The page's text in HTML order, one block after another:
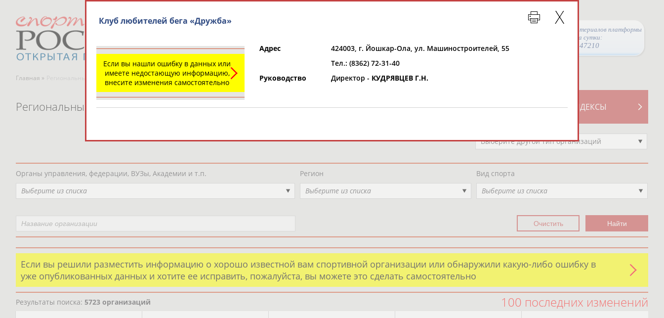
Просмотры материалов платформы
за сутки:
47210
Главная » Региональные спортивные организации
СВОДНЫЕ ИНДЕКСЫ
ТАБЛО АКТИВНОСТИ
РЕСУРСНАЯ ПЛОЩАДКА
Региональные спортивные организации
Выберите другой тип организаций
Органы управления, федерации, ВУЗы, Академии и т.п.
Выберите из списка
Регион
Выберите из списка
Вид спорта
Выберите из списка
Если вы решили разместить информацию о хорошо известной вам спортивной организации или обнаружили какую-либо ошибку в
уже опубликованных данных и хотите ее исправить, пожалуйста, вы можете это сделать самостоятельно
Результаты поиска: 5723 организаций 100 последних изменений
Клуб любителей бега «Дружба»
Если вы нашли ошибку в данных или
имеете недостающую информацию,
внесите изменения самостоятельно
Адрес
424003, г. Йошкар-Ола, ул. Машиностроителей, 55
Тел.: (8362) 72-31-40
Руководство
Директор - КУДРЯВЦЕВ Г.Н.